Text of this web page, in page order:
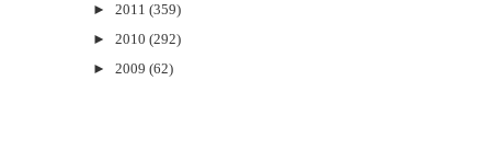
► 2011 (359)
► 2010 (292)
► 2009 (62)